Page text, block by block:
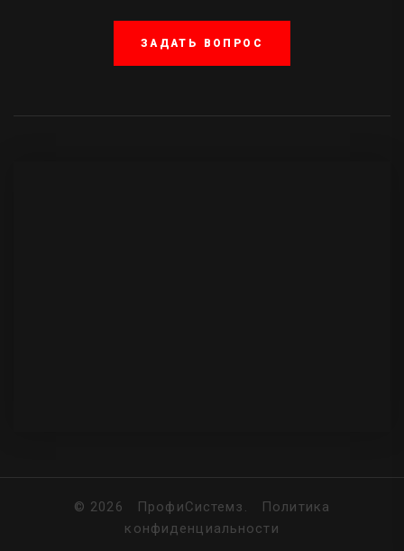
ЗАДАТЬ ВОПРОС
© 2026 ПрофиСистемз.
Политика
конфиденциальности